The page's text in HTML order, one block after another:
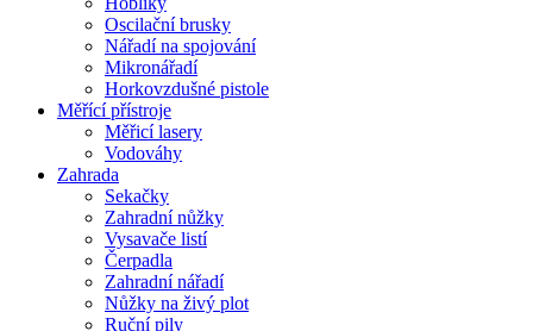
Oscilační brusky
Nářadí na spojování
Mikronářadí
Horkovzdušné pistole
Měřící přístroje
Měřicí lasery
Vodováhy
Zahrada
Sekačky
Zahradní nůžky
Vysavače listí
Čerpadla
Zahradní nářadí
Nůžky na živý plot
Ruční pily